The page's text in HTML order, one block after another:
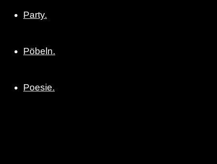
Party.
Pöbeln.
Poesie.